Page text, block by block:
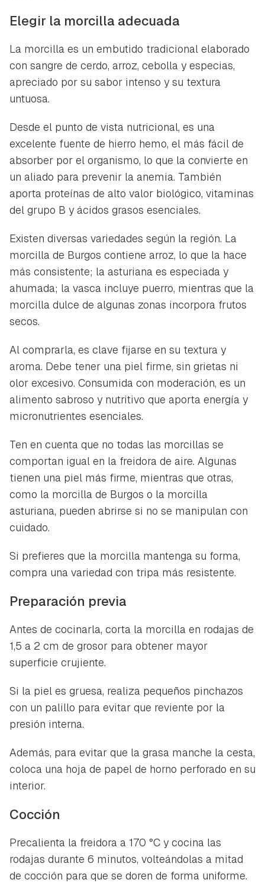
Elegir la morcilla adecuada
La morcilla es un embutido tradicional elaborado
con sangre de cerdo, arroz, cebolla y especias,
apreciado por su sabor intenso y su textura
untuosa.
Desde el punto de vista nutricional, es una
excelente fuente de hierro hemo, el más fácil de
absorber por el organismo, lo que la convierte en
un aliado para prevenir la anemia. También
aporta proteínas de alto valor biológico, vitaminas
del grupo B y ácidos grasos esenciales.
Existen diversas variedades según la región. La
morcilla de Burgos contiene arroz, lo que la hace
más consistente; la asturiana es especiada y
ahumada; la vasca incluye puerro, mientras que la
morcilla dulce de algunas zonas incorpora frutos
secos.
Al comprarla, es clave fijarse en su textura y
aroma. Debe tener una piel firme, sin grietas ni
olor excesivo. Consumida con moderación, es un
alimento sabroso y nutritivo que aporta energía y
micronutrientes esenciales.
Ten en cuenta que no todas las morcillas se
comportan igual en la freidora de aire. Algunas
tienen una piel más firme, mientras que otras,
como la morcilla de Burgos o la morcilla
asturiana, pueden abrirse si no se manipulan con
cuidado.
Si prefieres que la morcilla mantenga su forma,
compra una variedad con tripa más resistente.
Preparación previa
Antes de cocinarla, corta la morcilla en rodajas de
1,5 a 2 cm de grosor para obtener mayor
superficie crujiente.
Si la piel es gruesa, realiza pequeños pinchazos
con un palillo para evitar que reviente por la
presión interna.
Además, para evitar que la grasa manche la cesta,
coloca una hoja de papel de horno perforado en su
interior.
Cocción
Precalienta la freidora a 170 °C y cocina las
rodajas durante 6 minutos, volteándolas a mitad
de cocción para que se doren de forma uniforme.